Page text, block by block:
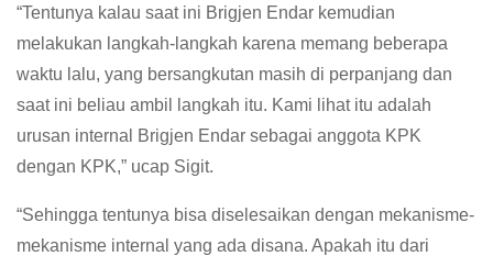
“Tentunya kalau saat ini Brigjen Endar kemudian
melakukan langkah-langkah karena memang beberapa
waktu lalu, yang bersangkutan masih di perpanjang dan
saat ini beliau ambil langkah itu. Kami lihat itu adalah
urusan internal Brigjen Endar sebagai anggota KPK
dengan KPK,” ucap Sigit.
“Sehingga tentunya bisa diselesaikan dengan mekanisme-
mekanisme internal yang ada disana. Apakah itu dari